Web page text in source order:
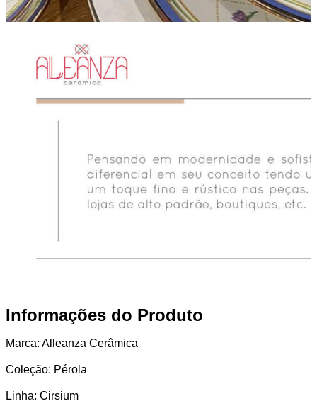
Informações do Produto
Marca: Alleanza Cerâmica
Coleção: Pérola
Linha: Cirsium